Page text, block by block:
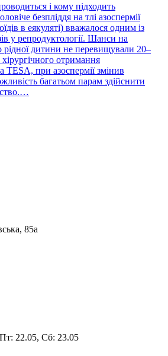
і кому підходить
безпліддя на тлі азоспермії
в еякуляті) вважалося одним із
у репродуктології. Шанси на
рідної дитини не перевищували 20–
отримання
TESA, при азоспермії змінив
багатьом парам здійснити
85а
Пт: 22.05, Сб: 23.05